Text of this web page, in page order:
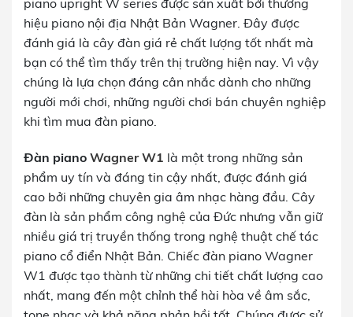
piano upright W series được sản xuất bởi thương
hiệu piano nội địa Nhật Bản Wagner. Đây được
đánh giá là cây đàn giá rẻ chất lượng tốt nhất mà
bạn có thể tìm thấy trên thị trường hiện nay. Vì vậy
chúng là lựa chọn đáng cân nhắc dành cho những
người mới chơi, những người chơi bán chuyên nghiệp
khi tìm mua đàn piano.
Đàn piano Wagner W1 là một trong những sản
phẩm uy tín và đáng tin cậy nhất, được đánh giá
cao bởi những chuyên gia âm nhạc hàng đầu. Cây
đàn là sản phẩm công nghệ của Đức nhưng vẫn giữ
nhiều giá trị truyền thống trong nghệ thuật chế tác
piano cổ điển Nhật Bản. Chiếc đàn piano Wagner
W1 được tạo thành từ những chi tiết chất lượng cao
nhất, mang đến một chỉnh thể hài hòa về âm sắc,